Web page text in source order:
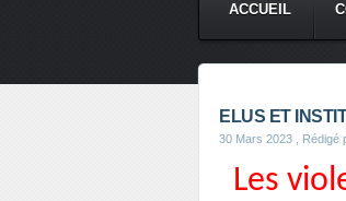
ACCUEIL
ELUS ET
30 Mars 2023 , Rédigé
Les